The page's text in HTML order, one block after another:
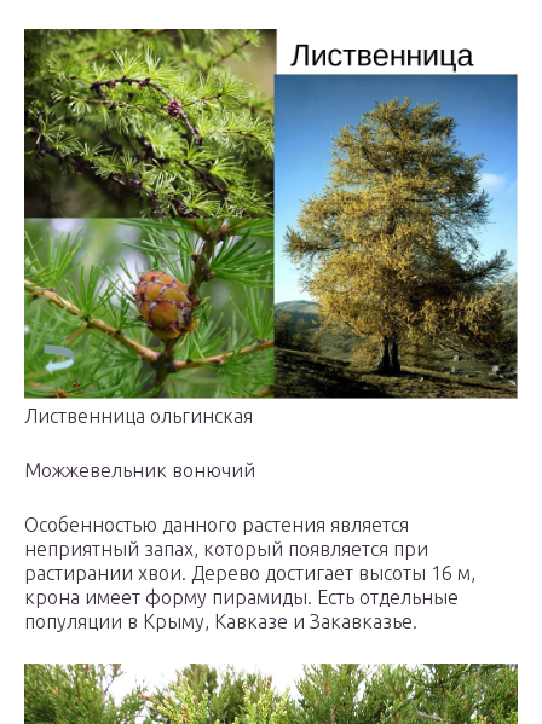
Лиственница ольгинская
Можжевельник вонючий
Особенностью данного растения является
неприятный запах, который появляется при
растирании хвои. Дерево достигает высоты 16 м,
крона имеет форму пирамиды. Есть отдельные
популяции в Крыму, Кавказе и Закавказье.